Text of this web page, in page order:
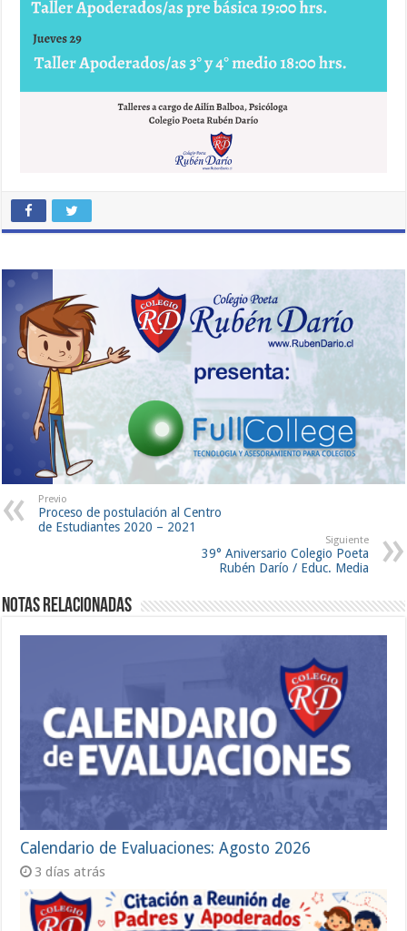
Previo
Proceso de postulación al Centro
de Estudiantes 2020 – 2021
Siguiente
39° Aniversario Colegio Poeta
Rubén Darío / Educ. Media
Notas Relacionadas
Calendario de Evaluaciones: Agosto 2026
3 días atrás